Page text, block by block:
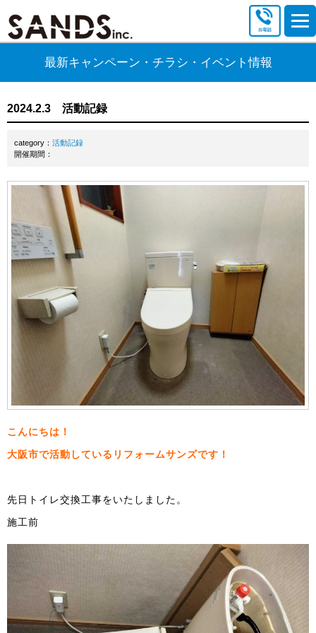
最新キャンペーン・チラシ・イベント情報
2024.2.3 活動記録
category： 活動記録
開催期間：
こんにちは！
大阪市で活動しているリフォームサンズです！
先日トイレ交換工事をいたしました。
施工前